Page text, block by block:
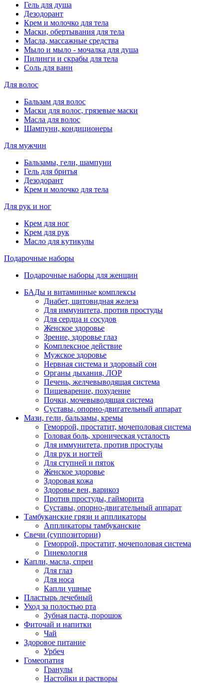
Гель для душа
Дезодорант
Крем и молочко для тела
Маски, обертывания для тела
Масла, массажные средства
Мыло и мыло - мочалка для душа
Пилинги и скрабы для тела
Соль для ванн
Для волос
Бальзам для волос
Маски для волос, грязевые маски
Масла для волос
Шампуни, кондиционеры
Для мужчин
Бальзамы, гели, шампуни
Гель для бритья
Дезодорант
Крем и молочко для тела
Для рук и ног
Крем для ног
Крем для рук
Масло для кутикулы
Подарочные наборы
Подарочные наборы для женщин
БАДы и витаминные комплексы
Диабет, щитовидная железа
Для иммунитета, против простуды
Для сердца и сосудов
Женское здоровье
Зрение, здоровье глаз
Комплексное действие
Мужское здоровье
Нервная система и здоровый сон
Органы дыхания, ЛОР
Печень, желчевыводящая система
Пищеварение, похудение
Почки, мочевыводящая система
Суставы, опорно-двигательный аппарат
Мази, гели, бальзамы, кремы
Геморрой, простатит, мочеполовая система
Головая боль, хроническая усталость
Для иммунитета, против простуды
Для рук и ногтей
Для ступней и пяток
Женское здоровье
Здоровая кожа
Здоровье вен, варикоз
Против простуды, гайморита
Суставы, опорно-двигательный аппарат
Тамбуканские грязи и аппликаторы
Аппликаторы тамбуканские
Свечи (суппозитории)
Геморрой, простатит, мочеполовая система
Гинекология
Капли, масла, спреи
Для глаз
Для носа
Капли ушные
Пластырь лечебный
Уход за полостью рта
Зубная паста, порошок
Фиточай и напитки
Чай
Здоровое питание
Урбеч
Гомеопатия
Гранулы
Настойки и растворы